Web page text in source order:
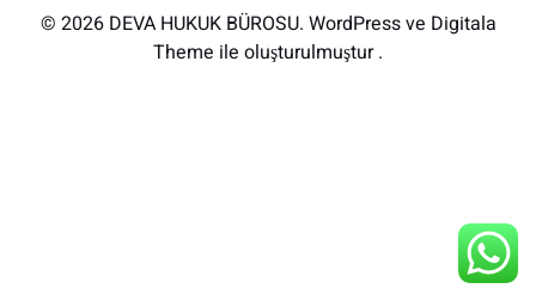
© 2026 DEVA HUKUK BÜROSU. WordPress ve Digitala
Theme ile oluşturulmuştur .